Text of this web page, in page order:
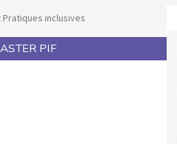
inclusives
PIF